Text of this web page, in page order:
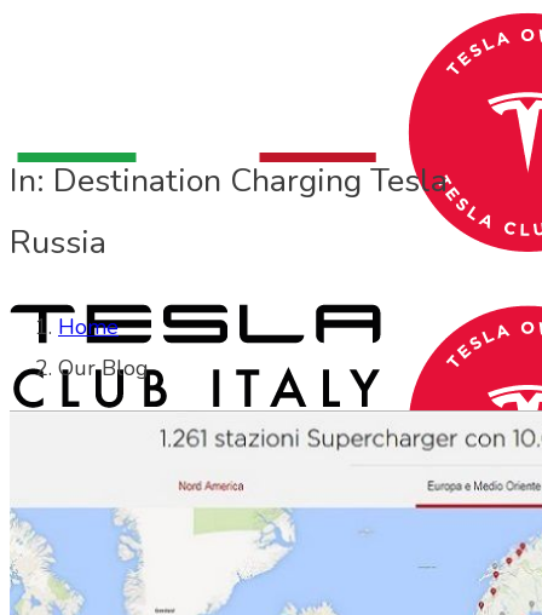
In: Destination Charging Tesla
Russia
Home
Our Blog